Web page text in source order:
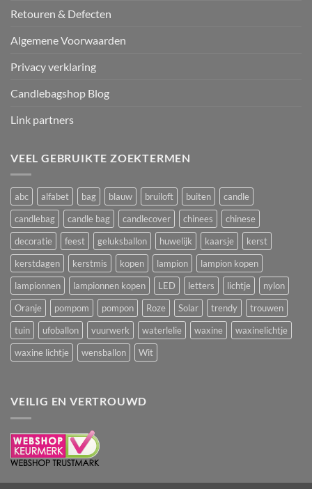
Retouren & Defecten
Algemene Voorwaarden
Privacy verklaring
Candlebagshop Blog
Link partners
VEEL GEBRUIKTE ZOEKTERMEN
abc alfabet bag blauw bruiloft buiten
candle
candlebag
candle bag candlecover chinees
chinese
decoratie
feest geluksballon huwelijk kaarsje
kerst
kerstdagen
kerstmis kopen lampion
lampion kopen
lampionnen
lampionnen kopen LED letters lichtje
nylon
Oranje
pompom pompon Roze Solar trendy
trouwen
tuin
ufoballon vuurwerk waterlelie waxine
waxinelichtje
waxine lichtje
wensballon Wit
VEILIG EN VERTROUWD